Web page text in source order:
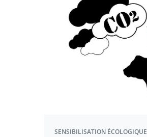
SENSIBILISATION ÉCOLOGIQUE